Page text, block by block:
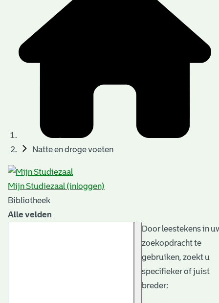
Natte en droge voeten
Mijn Studiezaal (inloggen)
Bibliotheek
Alle velden
Door leestekens in
zoekopdracht te
gebruiken, zoekt u
specifieker of juist
breder: